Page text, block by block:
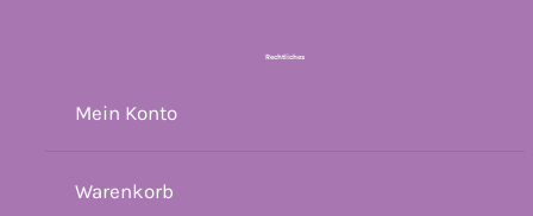
Rechtliches
Mein Konto
Warenkorb